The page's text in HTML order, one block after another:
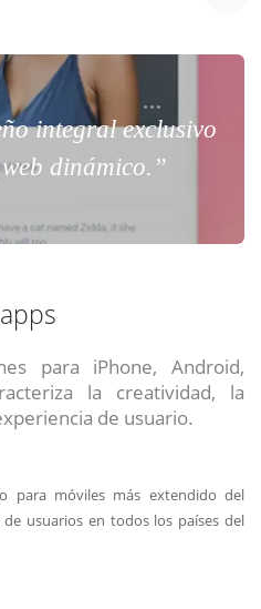
integral exclusivo
dinámico.”
para iPhone, Android,
la creatividad, la
de usuario.
para móviles más extendido del
usuarios en todos los países del